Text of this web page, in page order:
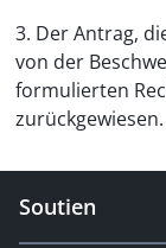
3. Der Antrag,
von der
formulierten
zurückgewiesen.
Soutien